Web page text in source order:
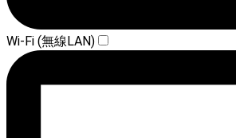
Wi-Fi (無線LAN)